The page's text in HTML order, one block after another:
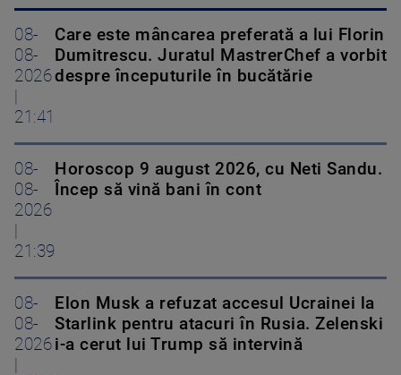
08-
08-
2026
21:41
Care este mâncarea preferată a lui Florin
Dumitrescu. Juratul MastrerChef a vorbit
despre începuturile în bucătărie
08-
08-
2026
21:39
Horoscop 9 august 2026, cu Neti Sandu.
Încep să vină bani în cont
08-
08-
2026
Elon Musk a refuzat accesul Ucrainei la
Starlink pentru atacuri în Rusia. Zelenski
i-a cerut lui Trump să intervină